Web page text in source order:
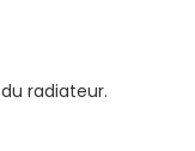
radiateur.